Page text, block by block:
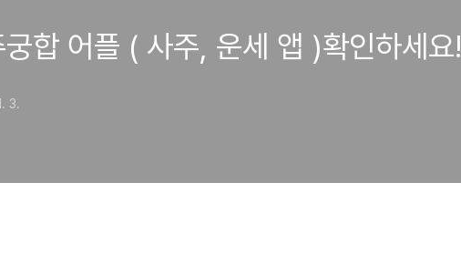
합 어플 ( 사주, 운세 앱 )확인하세요!
3.